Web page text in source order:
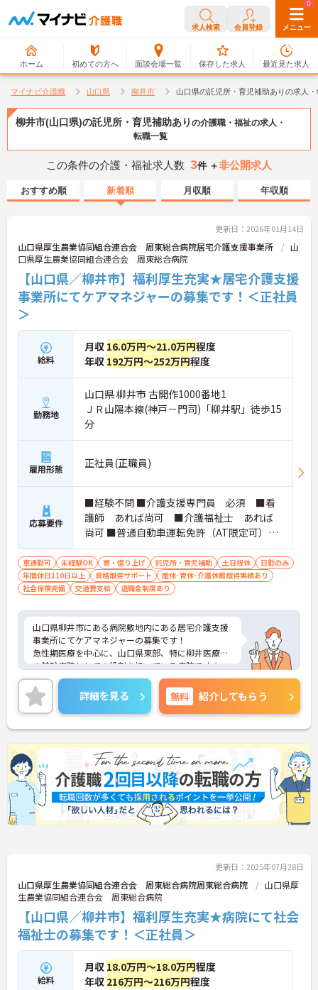
求人検索 会員登録 メニュー
ホーム 初めての方へ 面談会場一覧
0
保存した求人
0
最近見た求人
マイナビ介護職 山口県 柳井市 山口県の託児所・育児補助ありの求人
柳井市(山口県)の託児所・育児補助あり の介護職・福祉の求人・
転職一覧
この条件の介護・福祉求人数 3件 ＋非公開求人
おすすめ順 新着順 月収順 年収順
更新日：2026年01月14日
山口県厚生農業協同組合連合会 周東総合病院居宅介護支援事業所
山
口県厚生農業協同組合連合会 周東総合病院
【山口県／柳井市】福利厚生充実★居宅介護支援
事業所にてケアマネジャーの募集です！＜正社員
＞
給料
月収 16.0万円～21.0万円程度
年収 192万円～252万円程度
勤務地
山口県 柳井市 古開作1000番地1
ＪＲ山陽本線(神戸－門司)「柳井駅」徒歩15
分
雇用形態 正社員(正職員)
応募要件
■経験不問 ■介護支援専門員 必須 ■看
護師 あれば尚可 ■介護福祉士 あれば
尚可 ■普通自動車運転免許（AT限定可）必
須
車通勤可 未経験OK 寮・借り上げ 託児所・育児補助 土日祝休
日勤のみ
年間休日110日以上
資格取得サポート
産休･育休･介護休暇取得実績あり
社会保険完備
交通費支給 退職金制度あり
山口県柳井市にある病院敷地内にある居宅介護支援
事業所にてケアマネジャーの募集です！
急性期医療を中心に、山口県東部、特に柳井医療圏
の基幹病院としての役割を担っている病院です★
福利厚生がとても充実しており、また日勤のみ、土
日祝お休み、年間休日120日とプライベートも大切
に出来ます♪
ご興味ある方には、面接対策ポイントなど、さらに
詳細をお話しいたしますのでお気軽にご相談くださ
い。
詳細を見る 無料 紹介してもらう
更新日：2025年07月28日
山口県厚生農業協同組合連合会 周東総合病院周東総合病院
山口県厚
生農業協同組合連合会 周東総合病院
【山口県／柳井市】福利厚生充実★病院にて社会
福祉士の募集です！＜正社員＞
給料
月収 18.0万円～18.0万円程度
年収 216万円～216万円程度